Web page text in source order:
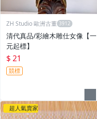
ZH Studio 歐洲古董
清代真品/彩繪木雕仕女像【一
元起標】
$ 21
競標
超人氣賣家